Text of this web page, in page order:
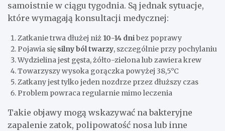
samoistnie w ciągu tygodnia. Są jednak sytuacje,
które wymagają konsultacji medycznej:
Zatkanie trwa dłużej niż 10-14 dnibez poprawy
Pojawia się silny ból twarzy, szczególnie przy pochylaniu
Wydzielina jest gęsta, żółto-zielona lub zawiera krew
Towarzyszy wysoka gorączka powyżej 38,5°C
Zatkany jest tylko jeden nozdrze przez dłuższy czas
Problem powraca regularnie mimo leczenia
Takie objawy mogą wskazywać na bakteryjne
zapalenie zatok, polipowatość nosa lub inne